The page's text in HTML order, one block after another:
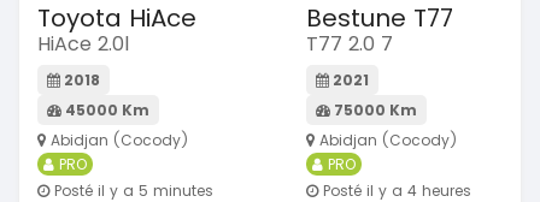
Toyota HiAce
HiAce 2.0l
2018
45000 Km
Abidjan (Cocody)
PRO
Posté il y a 5 minutes
Bestune T77
T77 2.0 7
2021
75000 Km
Abidjan (Cocody)
PRO
Posté il y a 4 heures